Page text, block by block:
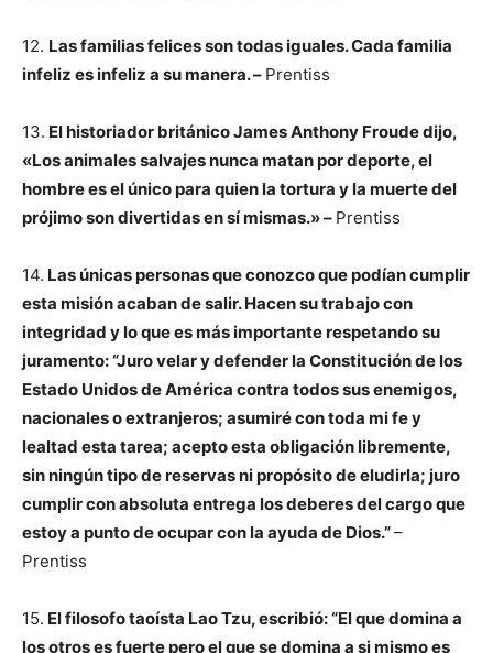
12. Las familias felices son todas iguales. Cada familia
infeliz es infeliz a su manera. – Prentiss
13. El historiador británico James Anthony Froude dijo,
«Los animales salvajes nunca matan por deporte, el
hombre es el único para quien la tortura y la muerte del
prójimo son divertidas en sí mismas.» – Prentiss
14. Las únicas personas que conozco que podían cumplir
esta misión acaban de salir. Hacen su trabajo con
integridad y lo que es más importante respetando su
juramento: “Juro velar y defender la Constitución de los
Estado Unidos de América contra todos sus enemigos,
nacionales o extranjeros; asumiré con toda mi fe y
lealtad esta tarea; acepto esta obligación libremente,
sin ningún tipo de reservas ni propósito de eludirla; juro
cumplir con absoluta entrega los deberes del cargo que
estoy a punto de ocupar con la ayuda de Dios.”–
Prentiss
15. El filosofo taoísta Lao Tzu, escribió: “El que domina a
los otros es fuerte pero el que se domina a si mismo es